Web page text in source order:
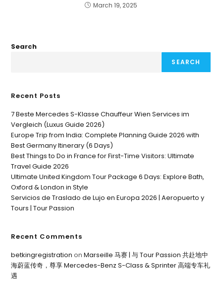
March 19, 2025
Search
SEARCH
Recent Posts
7 Beste Mercedes S-Klasse Chauffeur Wien Services im
Vergleich (Luxus Guide 2026)
Europe Trip from India: Complete Planning Guide 2026 with
Best Germany Itinerary (6 Days)
Best Things to Do in France for First-Time Visitors: Ultimate
Travel Guide 2026
Ultimate United Kingdom Tour Package 6 Days: Explore Bath,
Oxford & London in Style
Servicios de Traslado de Lujo en Europa 2026 | Aeropuerto y
Tours | Tour Passion
Recent Comments
betkingregistration onMarseille 马赛 | 与 Tour Passion 共赴地中
海蔚蓝传奇，尊享 Mercedes-Benz S-Class & Sprinter 高端专车礼
遇